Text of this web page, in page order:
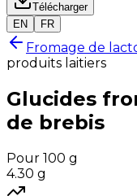
Télécharger
EN
FR
Fromage de
produits laitiers
Glucides
de brebis
Pour 100 g
4.30 g